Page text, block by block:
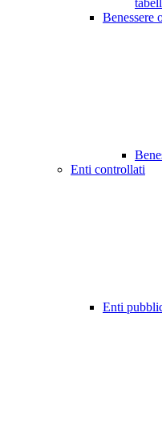
Benessere
Enti controllati
Enti